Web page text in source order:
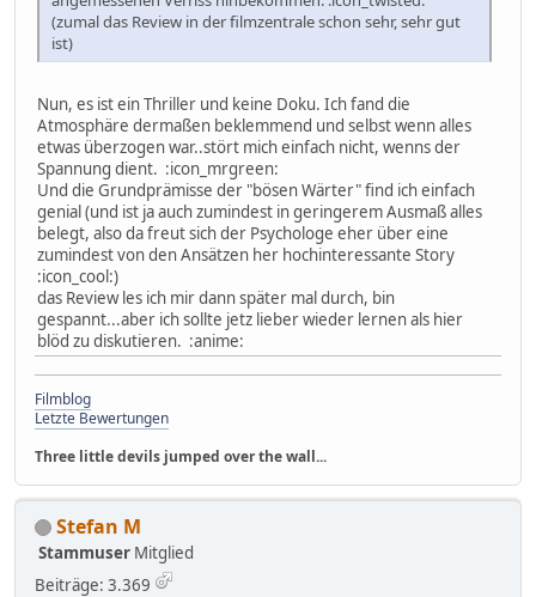
(zumal das Review in der filmzentrale schon sehr, sehr gut
ist)
Nun, es ist ein Thriller und keine Doku. Ich fand die
Atmosphäre dermaßen beklemmend und selbst wenn alles
etwas überzogen war..stört mich einfach nicht, wenns der
Spannung dient. :icon_mrgreen:
Und die Grundprämisse der "bösen Wärter" find ich einfach
genial (und ist ja auch zumindest in geringerem Ausmaß alles
belegt, also da freut sich der Psychologe eher über eine
zumindest von den Ansätzen her hochinteressante Story
:icon_cool:)
das Review les ich mir dann später mal durch, bin
gespannt...aber ich sollte jetz lieber wieder lernen als hier
blöd zu diskutieren. :anime:
Filmblog
Letzte Bewertungen
Three little devils jumped over the wall...
Stefan M
Stammuser Mitglied
Beiträge: 3.369